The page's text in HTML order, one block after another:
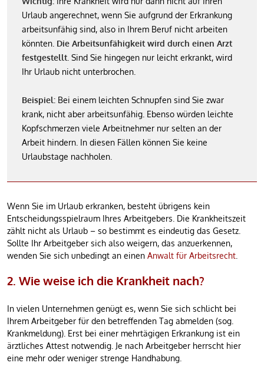
Urlaub angerechnet, wenn Sie aufgrund der Erkrankung
arbeitsunfähig sind, also in Ihrem Beruf nicht arbeiten
könnten. Die Arbeitsunfähigkeit wird durch einen Arzt
festgestellt . Sind Sie hingegen nur leicht erkrankt, wird
Ihr Urlaub nicht unterbrochen.
Beispiel: Bei einem leichten Schnupfen sind Sie zwar
krank, nicht aber arbeitsunfähig. Ebenso würden leichte
Kopfschmerzen viele Arbeitnehmer nur selten an der
Arbeit hindern. In diesen Fällen können Sie keine
Urlaubstage nachholen.
Wenn Sie im Urlaub erkranken, besteht übrigens kein
Entscheidungsspielraum Ihres Arbeitgebers. Die Krankheitszeit
zählt nicht als Urlaub – so bestimmt es eindeutig das Gesetz.
Sollte Ihr Arbeitgeber sich also weigern, das anzuerkennen,
wenden Sie sich unbedingt an einen Anwalt für Arbeitsrecht
2. Wie weise ich die Krankheit nach?
In vielen Unternehmen genügt es, wenn Sie sich schlicht bei
Ihrem Arbeitgeber für den betreffenden Tag abmelden (sog.
Krankmeldung). Erst bei einer mehrtägigen Erkrankung ist ein
ärztliches Attest notwendig. Je nach Arbeitgeber herrscht hier
eine mehr oder weniger strenge Handhabung.